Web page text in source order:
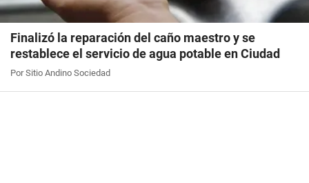
Finalizó la reparación del caño maestro y se
restablece el servicio de agua potable en Ciudad
Por Sitio Andino Sociedad